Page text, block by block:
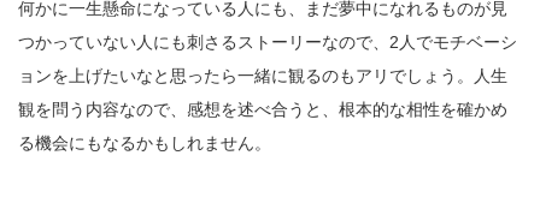
何かに一生懸命になっている人にも、まだ夢中になれるものが見
つかっていない人にも刺さるストーリーなので、2人でモチベーシ
ョンを上げたいなと思ったら一緒に観るのもアリでしょう。人生
観を問う内容なので、感想を述べ合うと、根本的な相性を確かめ
る機会にもなるかもしれません。